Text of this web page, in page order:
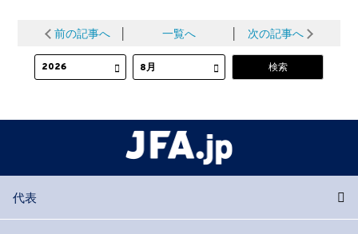
前の記事へ 一覧へ 次の記事へ
代表